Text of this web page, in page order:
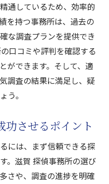
通しているため、効率的
を持つ事務所は、過去の
な調査プランを提供でき
口コミや評判を確認する
ができます。そして、適
調査の結果に満足し、疑
う。
功させるポイント
には、まず信頼できる探
。滋賀 探偵事務所の選び
さや、調査の進捗を明確